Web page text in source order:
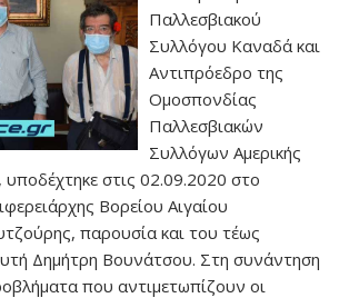
Παλλεσβιακού
Συλλόγου Καναδά και
Αντιπρόεδρο της
Ομοσπονδίας
Παλλεσβιακών
Συλλόγων Αμερικής
στις 02.09.2020 στο
Βορείου Αιγαίου
παρουσία και του τέως
Δημήτρη Βουνάτσου. Στη συνάντηση
που αντιμετωπίζουν οι